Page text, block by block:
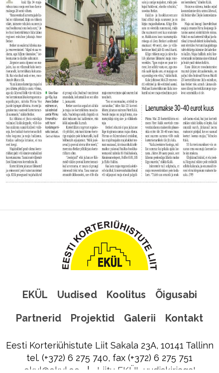
EKÜL Uudised Koolitus
Õigusabi
Partnerid
Projektid Galerii Kontakt
Eesti Korteriühistute Liit Sakala 23A, 10141 Tallinn
tel. (+372) 6 275 740, fax (+372) 6 275 751
ekyl@ekyl.ee | Liitu EKÜL uudiskirjaga!